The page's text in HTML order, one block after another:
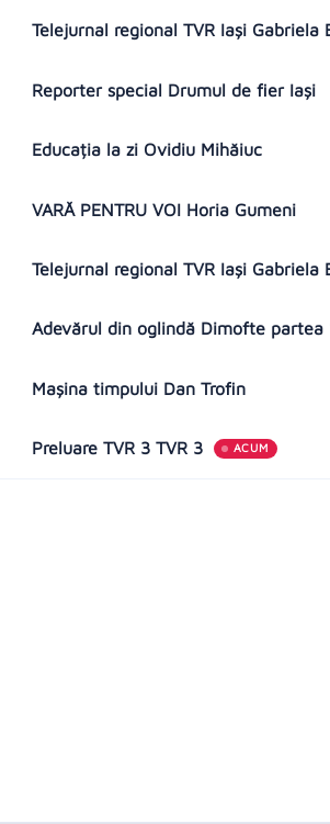
Telejurnal regional TVR Iași Gabriela
Reporter special Drumul de fier Iași
Educația la zi Ovidiu Mihăiuc
VARĂ PENTRU VOI Horia Gumeni
Telejurnal regional TVR Iași Gabriela
Adevărul din oglindă Dimofte partea
Mașina timpului Dan Trofin
Preluare TVR 3 TVR 3 ACUM